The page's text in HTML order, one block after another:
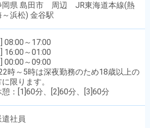
岡県 島田市 周辺 JR東海道本線(熱
～浜松) 金谷駅
08:00～17:00
16:00～01:00
00:00～09:00
時～5時は深夜勤務のため18歳以上の
限ります。
憩：[1]60分、[2]60分、[3]60分
遣社員